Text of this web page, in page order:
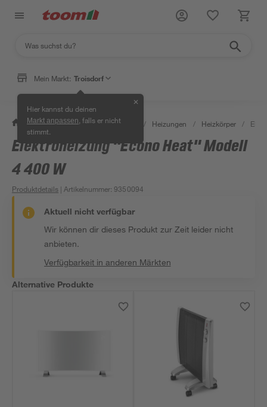
Mein Markt: Troisdorf
Hier kannst du deinen
Markt anpassen , falls er nicht
stimmt.
✕
/ Bauen & Renovieren / Heizen / Heizungen / Heizkörper /
Elektroheizung "Econo Heat" Modell
4 400 W
Produktdetails | Artikelnummer:9350094
Aktuell nicht verfügbar
Wir können dir dieses Produkt zur Zeit leider nicht
anbieten.
Verfügbarkeit in anderen Märkten
Alternative Produkte